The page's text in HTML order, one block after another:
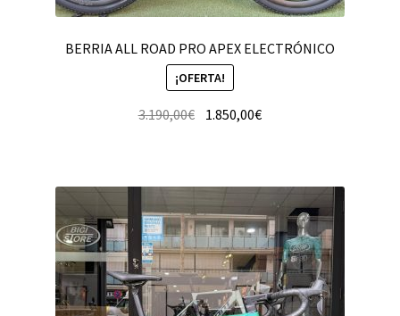
BERRIA ALL ROAD PRO APEX ELECTRÓNICO
¡OFERTA!
3.190,00€ 1.850,00€